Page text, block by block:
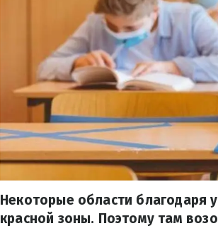
Некоторые области благодаря
красной зоны. Поэтому там